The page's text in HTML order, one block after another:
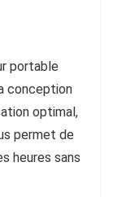
portable
conception
optimal,
permet de
heures sans